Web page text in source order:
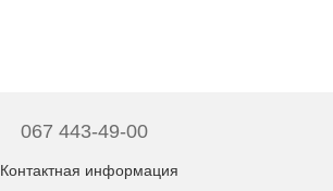
067 443-49-00
Контактная информация